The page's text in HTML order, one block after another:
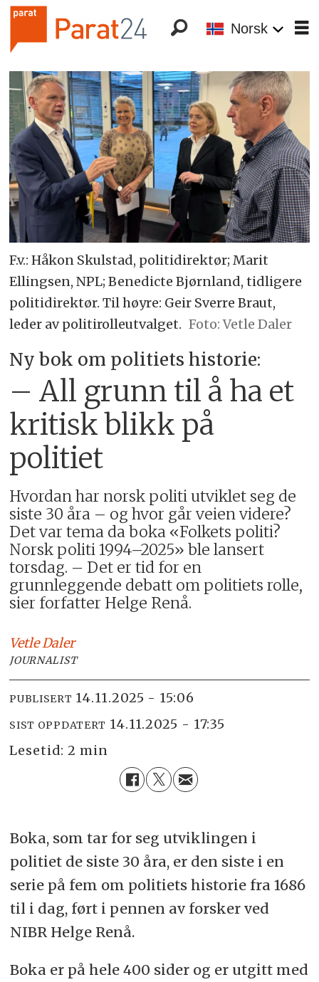
Norsk
F.v.: Håkon Skulstad, politidirektør; Marit
Ellingsen, NPL; Benedicte Bjørnland, tidligere
politidirektør. Til høyre: Geir Sverre Braut,
leder av politirolleutvalget. Foto: Vetle Daler
Ny bok om politiets historie:
– All grunn til å ha et
kritisk blikk på
politiet
Hvordan har norsk politi utviklet seg de
siste 30 åra – og hvor går veien videre?
Det var tema da boka «Folkets politi?
Norsk politi 1994–2025» ble lansert
torsdag. – Det er tid for en
grunnleggende debatt om politiets rolle,
sier forfatter Helge Renå.
VetleDaler
JOURNALIST
PUBLISERT 14.11.2025 - 15:06
SIST OPPDATERT
14.11.2025 - 17:35
Lesetid:2 min
Boka, som tar for seg utviklingen i
politiet de siste 30 åra, er den siste i en
serie på fem om politiets historie fra 1686
til i dag, ført i pennen av forsker ved
NIBR Helge Renå.
Boka er på hele 400 sider og er utgitt med